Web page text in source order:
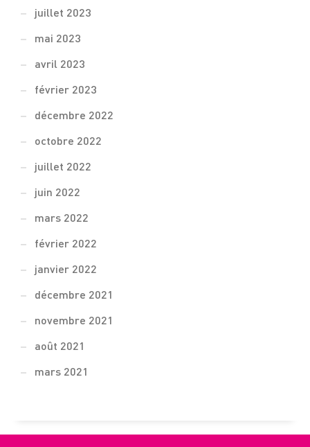
juillet 2023
mai 2023
avril 2023
février 2023
décembre 2022
octobre 2022
juillet 2022
juin 2022
mars 2022
février 2022
janvier 2022
décembre 2021
novembre 2021
août 2021
mars 2021